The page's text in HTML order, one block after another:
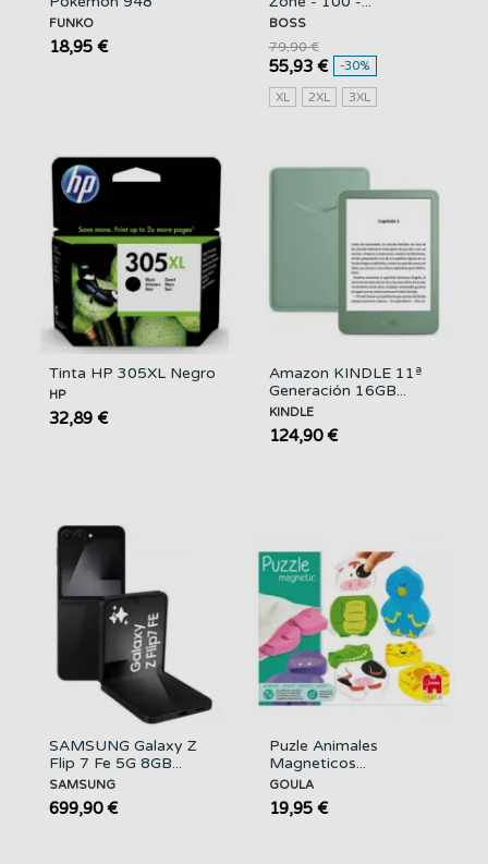
FUNKO
18,95 €
BOSS
55,93 €
79,90 €
-30%
XL 2XL 3XL
Tinta HP 305XL Negro
HP
32,89 €
Amazon KINDLE 11ª
Generación 16GB...
KINDLE
124,90 €
SAMSUNG Galaxy Z
Flip 7 Fe 5G 8GB...
SAMSUNG
699,90 €
Puzle Animales
Magneticos...
GOULA
19,95 €